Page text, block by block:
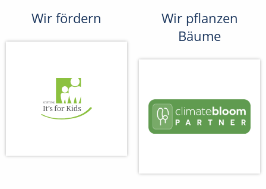
Wir fördern
Wir pflanzen
Bäume